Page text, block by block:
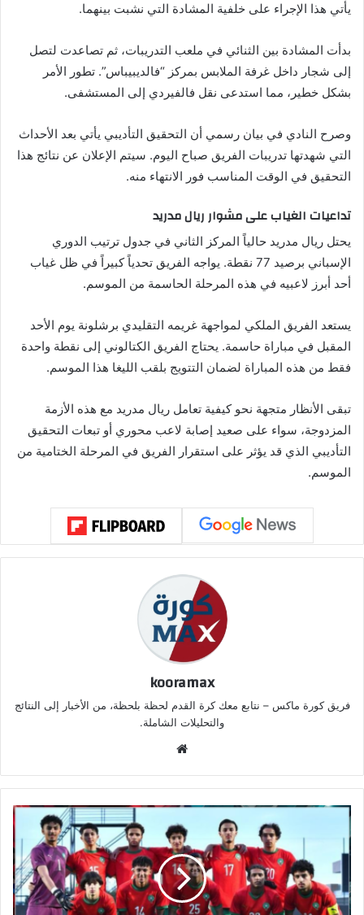
يأتي هذا الإجراء على خلفية المشادة التي نشبت بينهما.
بدأت المشادة بين الثنائي في ملعب التدريبات، ثم تصاعدت لتصل
إلى شجار داخل غرفة الملابس بمركز “فالديبيباس”. تطور الأمر
بشكل خطير، مما استدعى نقل فالفيردي إلى المستشفى.
وصرح النادي في بيان رسمي أن التحقيق التأديبي يأتي بعد الأحداث
التي شهدتها تدريبات الفريق صباح اليوم. سيتم الإعلان عن نتائج هذا
التحقيق في الوقت المناسب فور الانتهاء منه.
تداعيات الغياب على مشوار ريال مدريد
يحتل ريال مدريد حالياً المركز الثاني في جدول ترتيب الدوري
الإسباني برصيد 77 نقطة. يواجه الفريق تحدياً كبيراً في ظل غياب
أحد أبرز لاعبيه في هذه المرحلة الحاسمة من الموسم.
يستعد الفريق الملكي لمواجهة غريمه التقليدي برشلونة يوم الأحد
المقبل في مباراة حاسمة. يحتاج الفريق الكتالوني إلى نقطة واحدة
فقط من هذه المباراة لضمان التتويج بلقب الليغا هذا الموسم.
تبقى الأنظار متجهة نحو كيفية تعامل ريال مدريد مع هذه الأزمة
المزدوجة، سواء على صعيد إصابة لاعب محوري أو تبعات التحقيق
التأديبي الذي قد يؤثر على استقرار الفريق في المرحلة الختامية من
الموسم.
kooramax
فريق كورة ماكس – نتابع معك كرة القدم لحظة بلحظة، من الأخبار إلى النتائج
والتحليلات الشاملة.
الوي
ب